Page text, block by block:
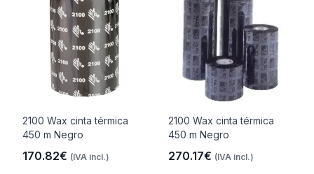
2100 Wax cinta térmica
450 m Negro
170.82€ (IVA incl.)
2100 Wax cinta térmica
450 m Negro
270.17€ (IVA incl.)